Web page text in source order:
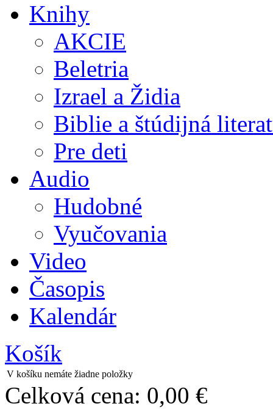
Knihy
AKCIE
Beletria
Izrael a Židia
Biblie a štúdijná
Pre deti
Audio
Hudobné
Vyučovania
Video
Časopis
Kalendár
Košík
V košíku nemáte žiadne položky
Celková cena: 0,00 €